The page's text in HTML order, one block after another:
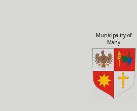
Municipality of
Mány